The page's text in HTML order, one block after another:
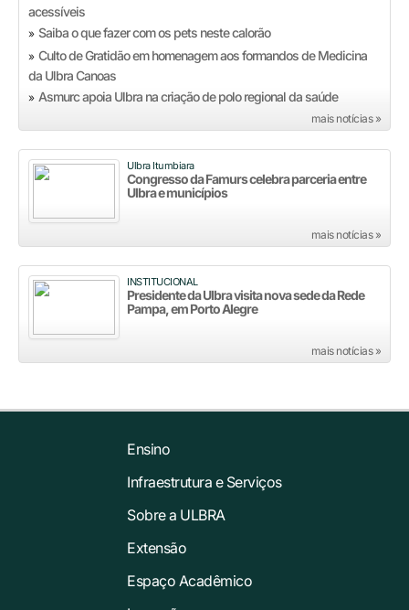
acessíveis
» Saiba o que fazer com os pets neste calorão
» Culto de Gratidão em homenagem aos formandos de Medicina
da Ulbra Canoas
» Asmurc apoia Ulbra na criação de polo regional da saúde
mais notícias »
Ulbra Itumbiara
Congresso da Famurs celebra parceria entre
Ulbra e municípios
mais notícias »
INSTITUCIONAL
Presidente da Ulbra visita nova sede da Rede
Pampa, em Porto Alegre
mais notícias »
Ensino
Infraestrutura e Serviços
Sobre a ULBRA
Extensão
Espaço Acadêmico